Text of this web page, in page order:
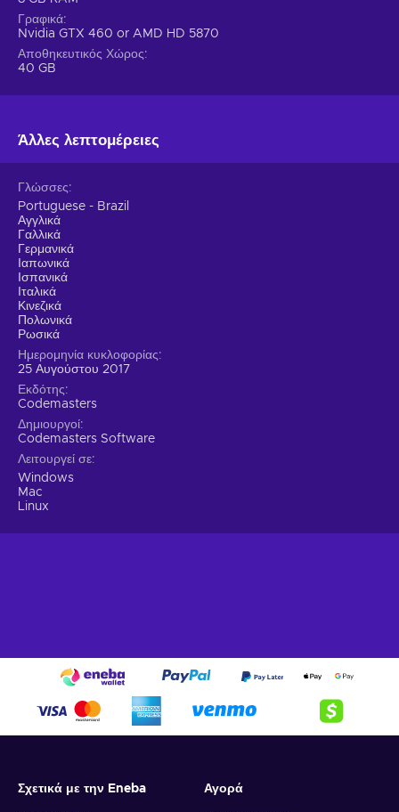
Γραφικά
Nvidia GTX 460 or AMD HD 5870
Αποθηκευτικός Χώρος
40 GB
Άλλες λεπτομέρειες
Γλώσσες
Portuguese - Brazil
Αγγλικά
Γαλλικά
Γερμανικά
Ιαπωνικά
Ισπανικά
Ιταλικά
Κινεζικά
Πολωνικά
Ρωσικά
Ημερομηνία κυκλοφορίας
25 Αυγούστου 2017
Εκδότης
Codemasters
Δημιουργοί
Codemasters Software
Λειτουργεί σε
Windows
Mac
Linux
Σχετικά με την Eneba Αγορά